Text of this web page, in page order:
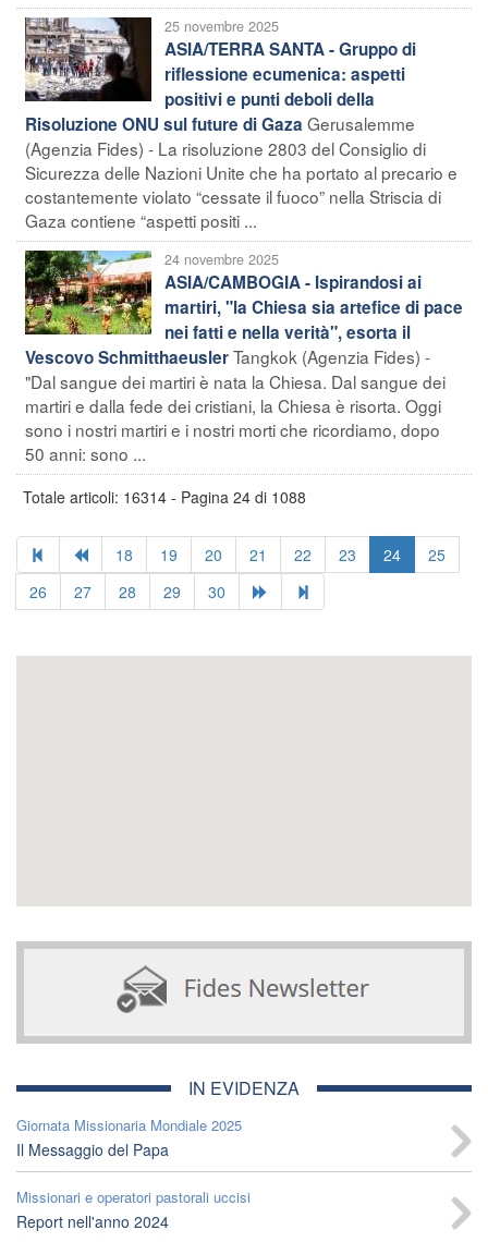
25 novembre 2025
ASIA/TERRA SANTA - Gruppo di
riflessione ecumenica: aspetti
positivi e punti deboli della
Risoluzione ONU sul future di Gaza Gerusalemme
(Agenzia Fides) - La risoluzione 2803 del Consiglio di
Sicurezza delle Nazioni Unite che ha portato al precario e
costantemente violato “cessate il fuoco” nella Striscia di
Gaza contiene “aspetti positi ...
24 novembre 2025
ASIA/CAMBOGIA - Ispirandosi ai
martiri, "la Chiesa sia artefice di pace
nei fatti e nella verità", esorta il
Vescovo SchmitthaeuslerTangkok (Agenzia Fides) -
"Dal sangue dei martiri è nata la Chiesa. Dal sangue dei
martiri e dalla fede dei cristiani, la Chiesa è risorta. Oggi
sono i nostri martiri e i nostri morti che ricordiamo, dopo
50 anni: sono ...
Totale articoli: 16314 - Pagina 24 di 1088
18 19 20 21 22 23 24
25
26
27 28 29 30
IN EVIDENZA
Giornata Missionaria Mondiale 2025
Il Messaggio del Papa
Missionari e operatori pastorali uccisi
Report nell'anno 2024